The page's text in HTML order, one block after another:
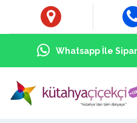
Whatsapp İle